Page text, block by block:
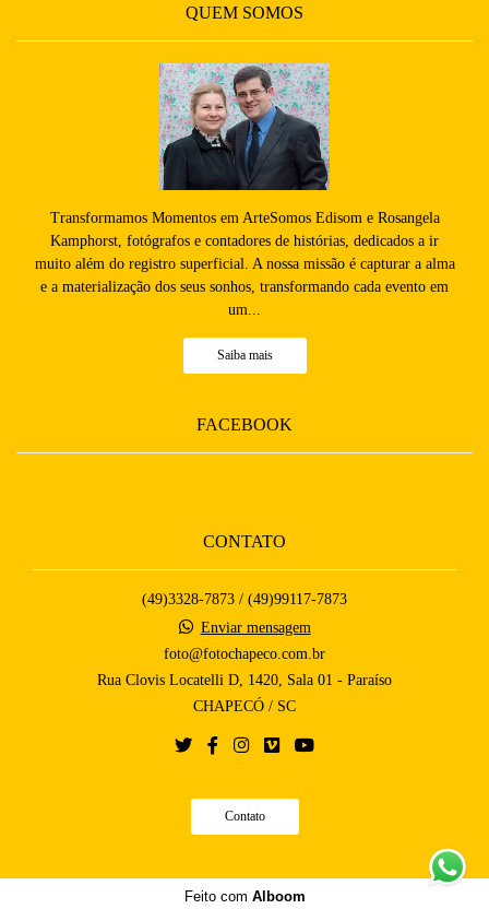
QUEM SOMOS
Transformamos Momentos em ArteSomos Edisom e Rosangela
Kamphorst, fotógrafos e contadores de histórias, dedicados a ir
muito além do registro superficial. A nossa missão é capturar a alma
e a materialização dos seus sonhos, transformando cada evento em
um...
Saiba mais
FACEBOOK
CONTATO
(49)3328-7873 / (49)99117-7873
Enviar mensagem
foto@fotochapeco.com.br
Rua Clovis Locatelli D, 1420, Sala 01 - Paraíso
CHAPECÓ / SC
Contato
Feito com Alboom